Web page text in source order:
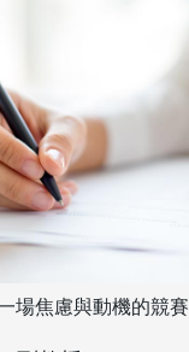
場焦慮與動機的競賽